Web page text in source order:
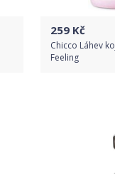
259 Kč
Chicco Láhev
Feeling